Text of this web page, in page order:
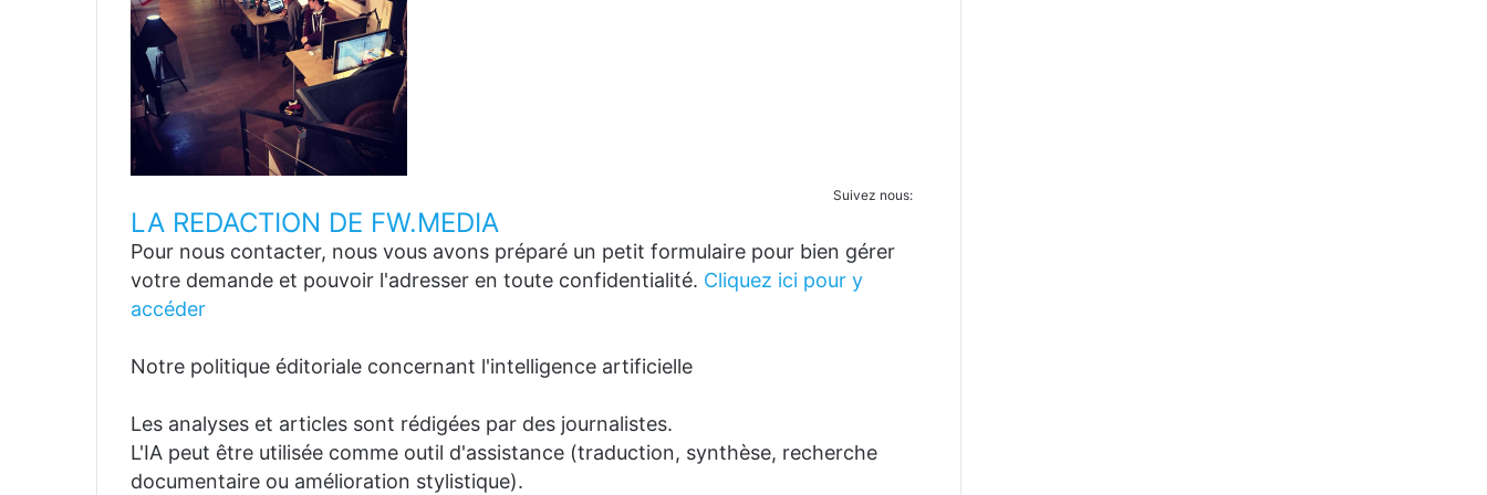
Suivez nous:
LA REDACTION DE FW.MEDIA
Pour nous contacter, nous vous avons préparé un petit formulaire pour bien gérer
votre demande et pouvoir l'adresser en toute confidentialité. Cliquez ici pour y
accéder
Notre politique éditoriale concernant l'intelligence artificielle
Les analyses et articles sont rédigées par des journalistes.
L'IA peut être utilisée comme outil d'assistance (traduction, synthèse, recherche
documentaire ou amélioration stylistique).